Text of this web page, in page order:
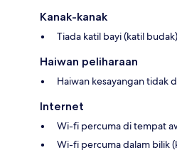
Kanak-kanak
Tiada katil bayi (katil budak)
Haiwan peliharaan
Haiwan kesayangan tidak
Internet
Wi-fi percuma di tempat
Wi-fi percuma dalam bilik